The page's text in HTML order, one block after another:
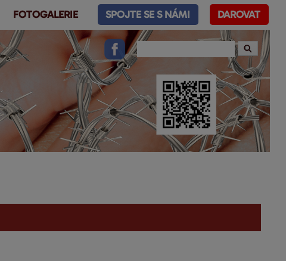
FOTOGALERIE SPOJTE SE S NÁMI DAROVAT